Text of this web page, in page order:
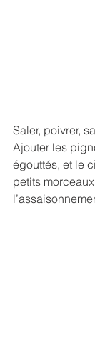
Saler, poivrer,
Ajouter les
égouttés, et le
petits